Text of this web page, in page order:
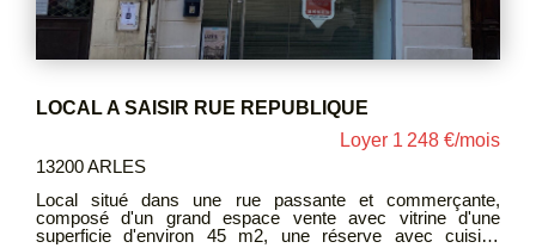
LOCAL A SAISIR RUE REPUBLIQUE
Loyer 1 248 €/mois
13200 ARLES
Local situé dans une rue passante et commerçante,
composé d'un grand espace vente avec vitrine d'une
superficie d'environ 45 m2, une réserve avec cuisine